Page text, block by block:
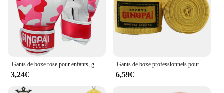
Gants de boxe rose pour enfants, gants de boxe, entraînement, sac de sable, sport, gastronomie, MMA, Kick Box, cadeau pour enfants, déclinaison, offre spéciale, 1 paire
3,24€
Gants de boxe professionnels pour enfants, 6oz, Muay Thai, mitaines de boxe pour enfants, enfants de 5 à 14 ans, garçons et filles, noir et rose, saut gratuit
6,59€